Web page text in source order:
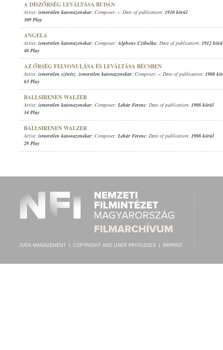
A DÍSZŐRSÉG LEVÁLTÁSA BUDÁN
Artist: ismeretlen katonazenekar; Composer: -; Date of publication: 1910 körül
309 Play
ANGELA
Artist: ismeretlen katonazenekar; Composer:Alphons Czibulka; Date of publication: 1912
48 Play
AZ ŐRSÉG FELVONULÁSA ÉS LEVÁLTÁSA BÉCSBEN
Artist: ismeretlen színész, ismeretlen katonazenekar; Composer: -; Date of publication: 1908
63 Play
BALLSIRENEN WALZER
Artist: ismeretlen katonazenekar; Composer: Lehár Ferenc; Date of publication: 1908 körül
34 Play
BALLSIRENEN WALZER
Artist: ismeretlen katonazenekar; Composer: Lehár Ferenc; Date of publication: 1908 körül
29 Play
DATA MANAGEMENT COPYRIGHT AND USER PRIVILEGES IMPRINT